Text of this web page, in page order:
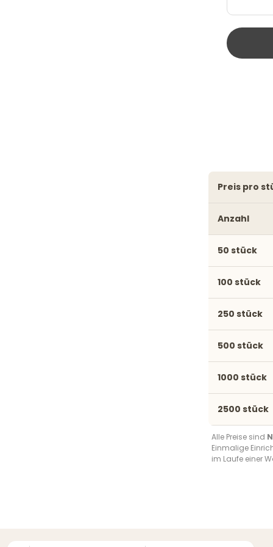
preis pro
Anzahl
50 stück
100 stück
250 stück
500 stück
1000 stück
2500 stück
Alle Preise sind
Einmalige
im Laufe einer